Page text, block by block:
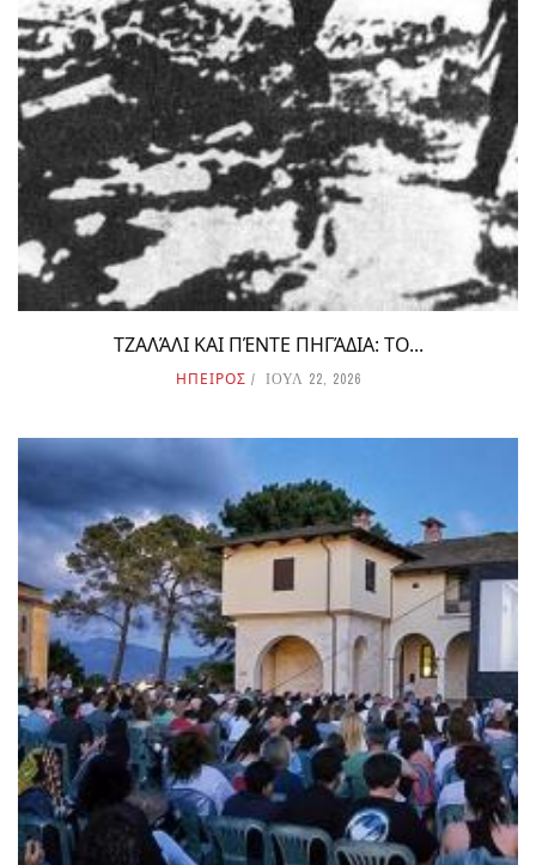
ΤΖΑΛΆΛΙ ΚΑΙ ΠΈΝΤΕ ΠΗΓΆΔΙΑ: ΤΟ...
ΗΠΕΙΡΟΣ ΙΟΥΛ 22, 2026